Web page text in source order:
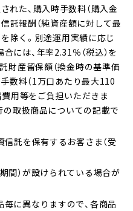
れた、購入時手数料（購入金
信託報酬（純資産額に対して最
を除く。別途運用実績に応じ
には、年率2.31％（税込）を
財産留保額（換金時の基準価
数料（1万口あたり最大110
費用等をご負担いただきま
の取扱商品についての記載で
信託を保有するお客さま（受
間）が設けられている場合が
に異なりますので、各商品